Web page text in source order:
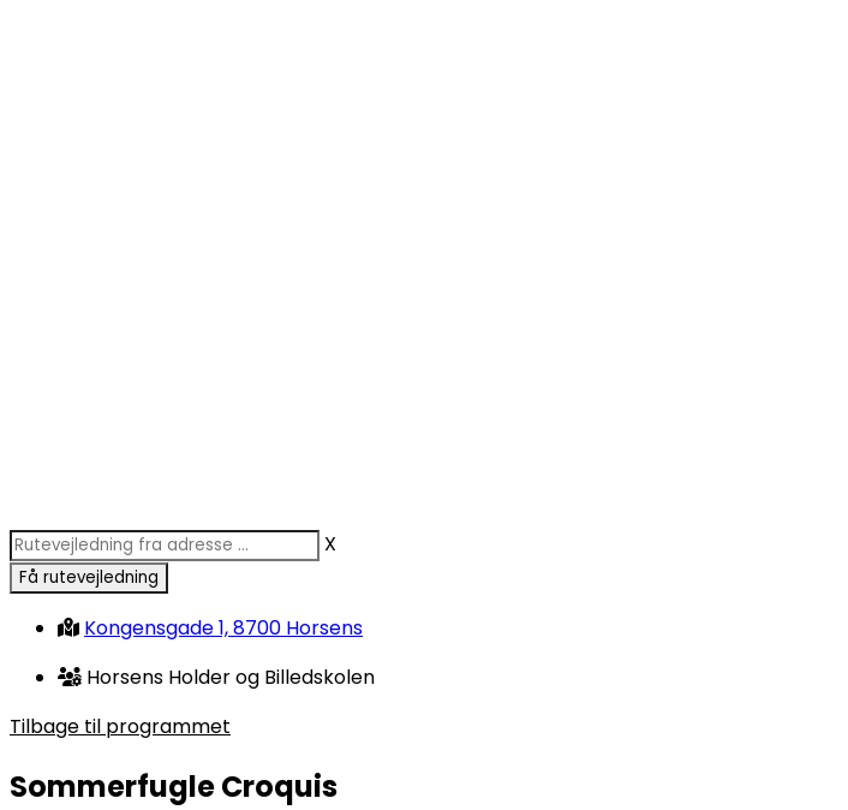
X
Kongensgade 1, 8700 Horsens
Horsens Holder og Billedskolen
Tilbage til programmet
Sommerfugle Croquis